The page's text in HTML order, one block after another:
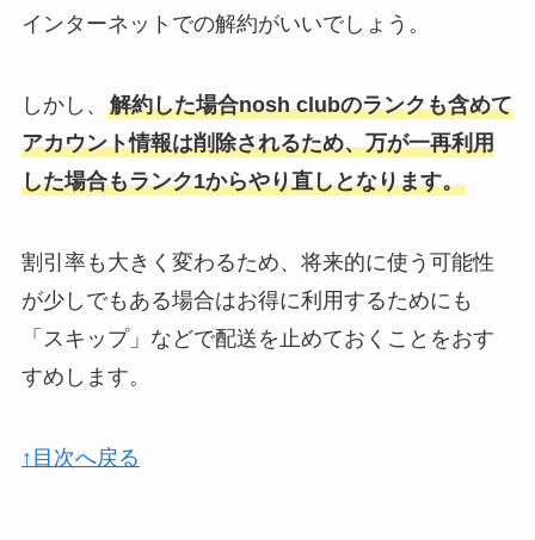
インターネットでの解約がいいでしょう。
しかし、 解約した場合nosh clubのランクも含めて
アカウント情報は削除されるため、万が一再利用
した場合もランク1からやり直しとなります。
割引率も大きく変わるため、将来的に使う可能性
が少しでもある場合はお得に利用するためにも
「スキップ」などで配送を止めておくことをおす
すめします。
↑目次へ戻る